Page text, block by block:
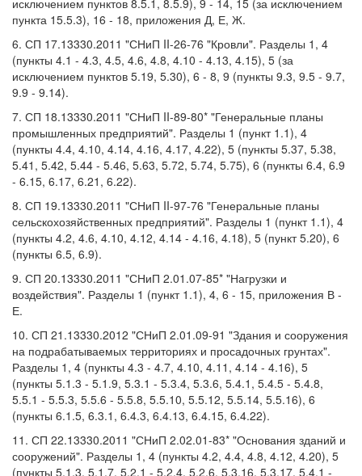
исключением пунктов 8.5.1, 8.5.9), 9 - 14, 15 (за исключением
пункта 15.5.3), 16 - 18, приложения Д, Е, Ж.
6. СП 17.13330.2011 "СНиП II-26-76 "Кровли". Разделы 1, 4
(пункты 4.1 - 4.3, 4.5, 4.6, 4.8, 4.10 - 4.13, 4.15), 5 (за
исключением пунктов 5.19, 5.30), 6 - 8, 9 (пункты 9.3, 9.5 - 9.7,
9.9 - 9.14).
7. СП 18.13330.2011 "СНиП II-89-80* "Генеральные планы
промышленных предприятий". Разделы 1 (пункт 1.1), 4
(пункты 4.4, 4.10, 4.14, 4.16, 4.17, 4.22), 5 (пункты 5.37, 5.38,
5.41, 5.42, 5.44 - 5.46, 5.63, 5.72, 5.74, 5.75), 6 (пункты 6.4, 6.9
- 6.15, 6.17, 6.21, 6.22).
8. СП 19.13330.2011 "СНиП II-97-76 "Генеральные планы
сельскохозяйственных предприятий". Разделы 1 (пункт 1.1), 4
(пункты 4.2, 4.6, 4.10, 4.12, 4.14 - 4.16, 4.18), 5 (пункт 5.20), 6
(пункты 6.5, 6.9).
9. СП 20.13330.2011 "СНиП 2.01.07-85* "Нагрузки и
воздействия". Разделы 1 (пункт 1.1), 4, 6 - 15, приложения В -
Е.
10. СП 21.13330.2012 "СНиП 2.01.09-91 "Здания и сооружения
на подрабатываемых территориях и просадочных грунтах".
Разделы 1, 4 (пункты 4.3 - 4.7, 4.10, 4.11, 4.14 - 4.16), 5
(пункты 5.1.3 - 5.1.9, 5.3.1 - 5.3.4, 5.3.6, 5.4.1, 5.4.5 - 5.4.8,
5.5.1 - 5.5.3, 5.5.6 - 5.5.8, 5.5.10, 5.5.12, 5.5.14, 5.5.16), 6
(пункты 6.1.5, 6.3.1, 6.4.3, 6.4.13, 6.4.15, 6.4.22).
11. СП 22.13330.2011 "СНиП 2.02.01-83* "Основания зданий и
сооружений". Разделы 1, 4 (пункты 4.2, 4.4, 4.8, 4.12, 4.20), 5
(пункты 5.1.3, 5.1.7, 5.2.1 - 5.2.4, 5.2.6, 5.3.16, 5.3.17, 5.4.1 -